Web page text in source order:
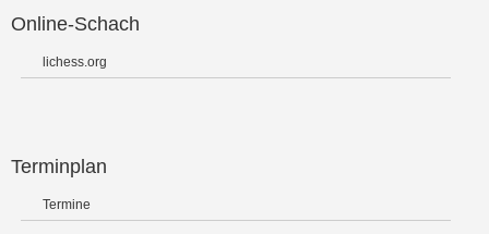
Online-Schach
lichess.org
Terminplan
Termine